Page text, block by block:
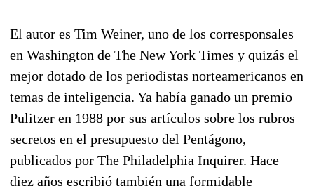
El autor es Tim Weiner, uno de los corresponsales
en Washington de The New York Times y quizás el
mejor dotado de los periodistas norteamericanos en
temas de inteligencia. Ya había ganado un premio
Pulitzer en 1988 por sus artículos sobre los rubros
secretos en el presupuesto del Pentágono,
publicados por The Philadelphia Inquirer. Hace
diez años escribió también una formidable